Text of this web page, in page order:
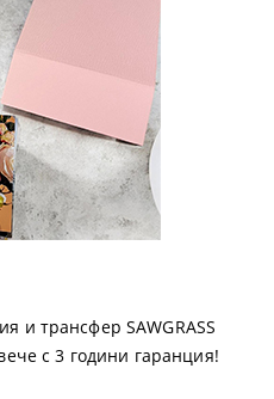
и трансфер SAWGRASS
с 3 години гаранция!